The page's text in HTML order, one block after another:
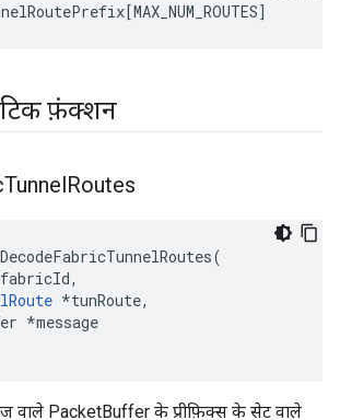
[MAX_NUM_ROUTES]
फ़ंक्शन
TunnelRoutes
DecodeFabricTunnelRoutes(
*tunRoute,
*message
वाले PacketBuffer के प्रीफ़िक्स के सेट वाले